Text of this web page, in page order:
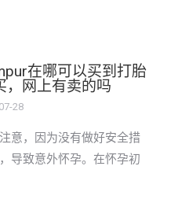
在哪可以买到打胎
，网上有卖的吗
28
意，因为没有做好安全措
导致意外怀孕。在怀孕初